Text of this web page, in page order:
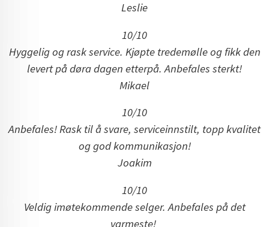
Leslie
10/10
Hyggelig og rask service. Kjøpte tredemølle og fikk den
levert på døra dagen etterpå. Anbefales sterkt!
Mikael
10/10
Anbefales! Rask til å svare, serviceinnstilt, topp kvalitet
og god kommunikasjon!
Joakim
10/10
Veldig imøtekommende selger. Anbefales på det
varmeste!